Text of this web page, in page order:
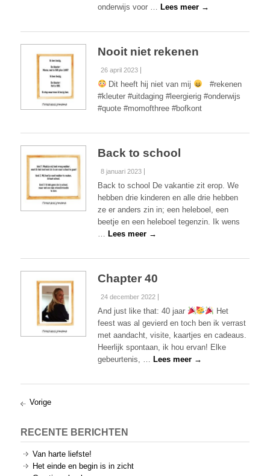
onderwijs voor … Lees meer →
Nooit niet rekenen
26 april 2023
Dit heeft hij niet van mij
#rekenen
#kleuter #uitdaging #leergierig #onderwijs
#quote #momofthree #bofkont
Back to school
8 januari 2023
Back to school De vakantie zit erop. We
hebben drie kinderen en alle drie hebben
ze er anders zin in; een heleboel, een
beetje en een heleboel tegenzin. Ik wens
… Lees meer →
Chapter 40
24 december 2022
And just like that: 40 jaar
Het
feest was al gevierd en toch ben ik verrast
met aandacht, visite, kaartjes en cadeaus.
Heerlijk spontaan, ik hou ervan! Elke
gebeurtenis, … Lees meer →
Vorige
RECENTE BERICHTEN
Van harte liefste!
Het einde en begin is in zicht